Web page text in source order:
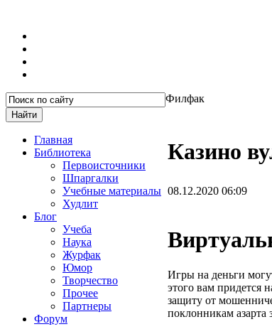
Главная
Библиотека
Первоисточники
Шпаргалки
Учебные материалы
Худлит
Блог
Учеба
Наука
Журфак
Юмор
Творчество
Прочее
Партнеры
Форум
Филфак
Казино
08.12.2020 06:09
Игры на деньги
этого вам придется
защиту от
поклонникам азарта